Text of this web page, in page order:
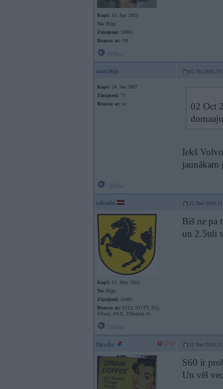
Kopš: 16. Apr 2003
No: Rīga
Ziņojumi: 10065
Braucu ar: V8
aarchijs 02. Oct 2010,
Kopš: 24. Jan 2007
Ziņojumi: 71
Braucu ar: xc
02 Oct
Iekš
edzulis 22. Nov 2010,
Kopš: 13. May 2002
No: Rīga
Ziņojumi: 56481
Braucu ar: S212, 911TT, 951,
635csi, NSX, Tillotson t4
Biš ne pa
un 2.5tdi
Dzvile 22. Nov 2010,
S60 ir
Un vēl